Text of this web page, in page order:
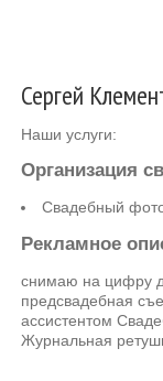
Сергей
Наши услуги:
Организация
Свадебный
Рекламное
снимаю на цифру
предсвадебная
ассистентом
Журнальная